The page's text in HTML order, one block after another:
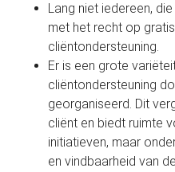
Lang niet iedereen,
met het recht op
cliëntondersteuning.
Er is een grote
cliëntondersteuning
georganiseerd. Dit
cliënt en biedt ruimte
initiatieven, maar
en vindbaarheid van